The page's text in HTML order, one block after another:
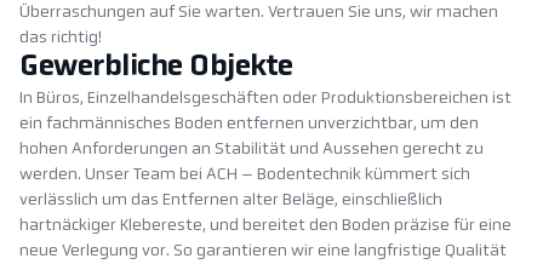
Überraschungen auf Sie warten. Vertrauen Sie uns, wir machen
das richtig!
Gewerbliche Objekte
In Büros, Einzelhandelsgeschäften oder Produktionsbereichen ist
ein fachmännisches Boden entfernen unverzichtbar, um den
hohen Anforderungen an Stabilität und Aussehen gerecht zu
werden. Unser Team bei ACH – Bodentechnik kümmert sich
verlässlich um das Entfernen alter Beläge, einschließlich
hartnäckiger Klebereste, und bereitet den Boden präzise für eine
neue Verlegung vor. So garantieren wir eine langfristige Qualität